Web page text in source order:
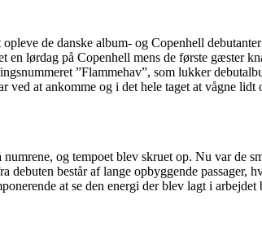
de danske album- og Copenhell debutanter
lørdag på Copenhell mens de første gæster
”Flammehav”, som lukker
ved at ankomme og i det hele taget at vågne lidt
og tempoet blev skruet op. Nu var de
består af lange opbyggende passager,
at se den energi der blev lagt i arbejdet